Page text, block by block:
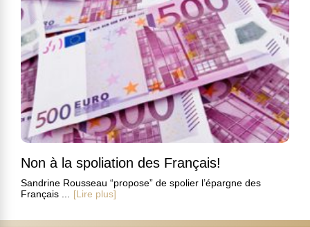
Non à la spoliation des Français!
Sandrine Rousseau “propose” de spolier l’épargne des
Français ...
[Lire plus]